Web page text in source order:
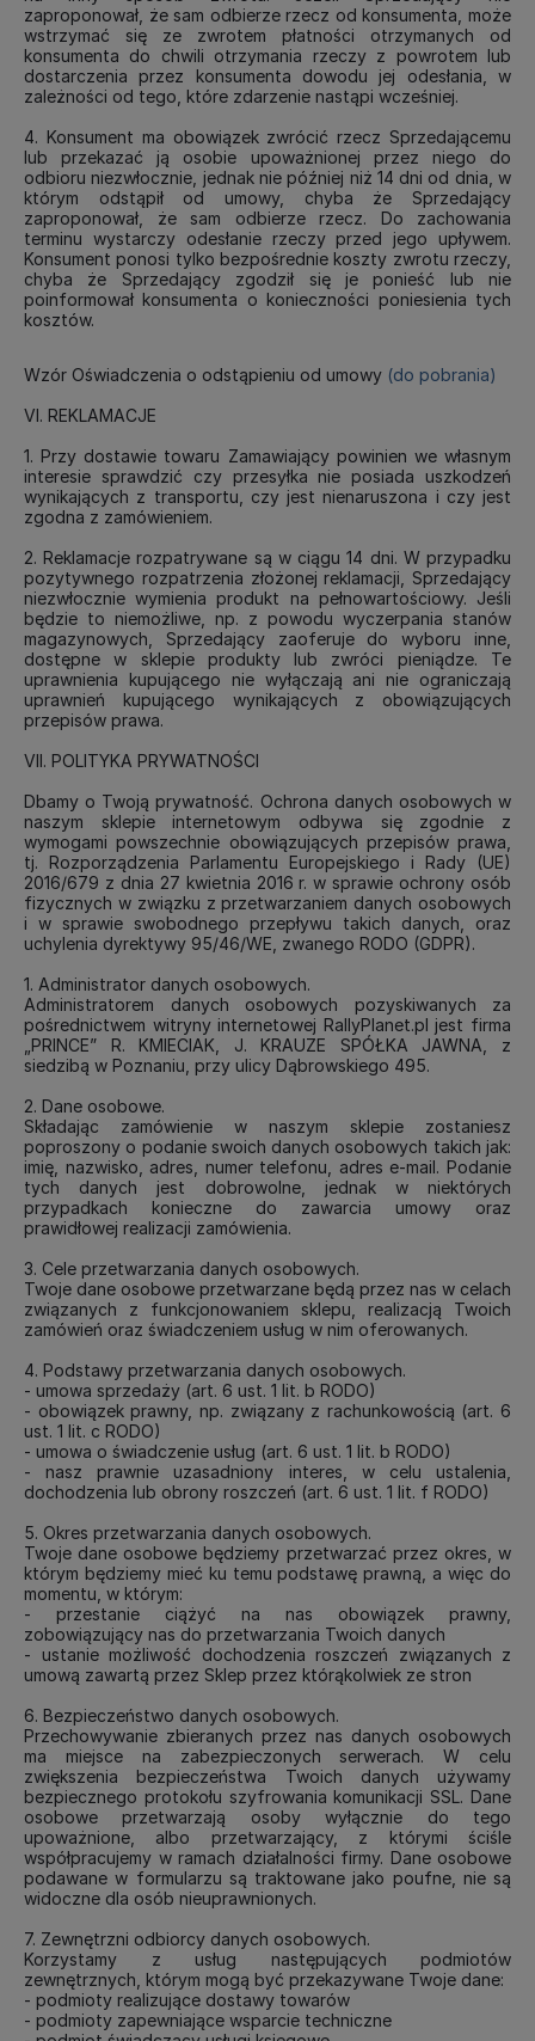
zaproponował, że sam odbierze rzecz od konsumenta, może
wstrzymać się ze zwrotem płatności otrzymanych od
konsumenta do chwili otrzymania rzeczy z powrotem lub
dostarczenia przez konsumenta dowodu jej odesłania, w
zależności od tego, które zdarzenie nastąpi wcześniej.
4. Konsument ma obowiązek zwrócić rzecz Sprzedającemu
lub przekazać ją osobie upoważnionej przez niego do
odbioru niezwłocznie, jednak nie później niż 14 dni od dnia, w
którym odstąpił od umowy, chyba że Sprzedający
zaproponował, że sam odbierze rzecz. Do zachowania
terminu wystarczy odesłanie rzeczy przed jego upływem.
Konsument ponosi tylko bezpośrednie koszty zwrotu rzeczy,
chyba że Sprzedający zgodził się je ponieść lub nie
poinformował konsumenta o konieczności poniesienia tych
kosztów.
Wzór Oświadczenia o odstąpieniu od umowy (do pobrania)
VI. REKLAMACJE
1. Przy dostawie towaru Zamawiający powinien we własnym
interesie sprawdzić czy przesyłka nie posiada uszkodzeń
wynikających z transportu, czy jest nienaruszona i czy jest
zgodna z zamówieniem.
2. Reklamacje rozpatrywane są w ciągu 14 dni. W przypadku
pozytywnego rozpatrzenia złożonej reklamacji, Sprzedający
niezwłocznie wymienia produkt na pełnowartościowy. Jeśli
będzie to niemożliwe, np. z powodu wyczerpania stanów
magazynowych, Sprzedający zaoferuje do wyboru inne,
dostępne w sklepie produkty lub zwróci pieniądze. Te
uprawnienia kupującego nie wyłączają ani nie ograniczają
uprawnień kupującego wynikających z obowiązujących
przepisów prawa.
VII. POLITYKA PRYWATNOŚCI
Dbamy o Twoją prywatność. Ochrona danych osobowych w
naszym sklepie internetowym odbywa się zgodnie z
wymogami powszechnie obowiązujących przepisów prawa,
tj. Rozporządzenia Parlamentu Europejskiego i Rady (UE)
2016/679 z dnia 27 kwietnia 2016 r. w sprawie ochrony osób
fizycznych w związku z przetwarzaniem danych osobowych
i w sprawie swobodnego przepływu takich danych, oraz
uchylenia dyrektywy 95/46/WE, zwanego RODO (GDPR).
1. Administrator danych osobowych.
Administratorem danych osobowych pozyskiwanych za
pośrednictwem witryny internetowej RallyPlanet.pl jest firma
„PRINCE” R. KMIECIAK, J. KRAUZE SPÓŁKA JAWNA, z
siedzibą w Poznaniu, przy ulicy Dąbrowskiego 495.
2. Dane osobowe.
Składając zamówienie w naszym sklepie zostaniesz
poproszony o podanie swoich danych osobowych takich jak:
imię, nazwisko, adres, numer telefonu, adres e-mail. Podanie
tych danych jest dobrowolne, jednak w niektórych
przypadkach konieczne do zawarcia umowy oraz
prawidłowej realizacji zamówienia.
3. Cele przetwarzania danych osobowych.
Twoje dane osobowe przetwarzane będą przez nas w celach
związanych z funkcjonowaniem sklepu, realizacją Twoich
zamówień oraz świadczeniem usług w nim oferowanych.
4. Podstawy przetwarzania danych osobowych.
- umowa sprzedaży (art. 6 ust. 1 lit. b RODO)
- obowiązek prawny, np. związany z rachunkowością (art. 6
ust. 1 lit. c RODO)
- umowa o świadczenie usług (art. 6 ust. 1 lit. b RODO)
- nasz prawnie uzasadniony interes, w celu ustalenia,
dochodzenia lub obrony roszczeń (art. 6 ust. 1 lit. f RODO)
5. Okres przetwarzania danych osobowych.
Twoje dane osobowe będziemy przetwarzać przez okres, w
którym będziemy mieć ku temu podstawę prawną, a więc do
momentu, w którym:
- przestanie ciążyć na nas obowiązek prawny,
zobowiązujący nas do przetwarzania Twoich danych
- ustanie możliwość dochodzenia roszczeń związanych z
umową zawartą przez Sklep przez którąkolwiek ze stron
6. Bezpieczeństwo danych osobowych.
Przechowywanie zbieranych przez nas danych osobowych
ma miejsce na zabezpieczonych serwerach. W celu
zwiększenia bezpieczeństwa Twoich danych używamy
bezpiecznego protokołu szyfrowania komunikacji SSL. Dane
osobowe przetwarzają osoby wyłącznie do tego
upoważnione, albo przetwarzający, z którymi ściśle
współpracujemy w ramach działalności firmy. Dane osobowe
podawane w formularzu są traktowane jako poufne, nie są
widoczne dla osób nieuprawnionych.
7. Zewnętrzni odbiorcy danych osobowych.
Korzystamy z usług następujących podmiotów
zewnętrznych, którym mogą być przekazywane Twoje dane:
- podmioty realizujące dostawy towarów
- podmioty zapewniające wsparcie techniczne